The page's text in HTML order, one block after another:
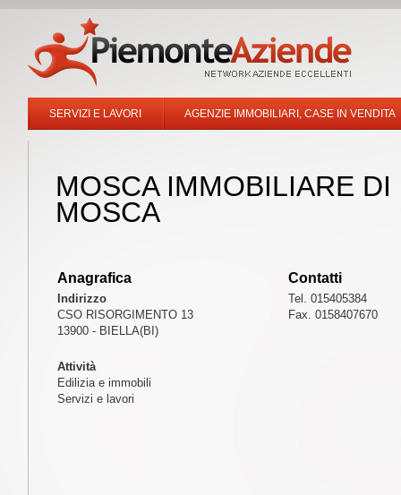
SERVIZI E LAVORI AGENZIE IMMOBILIARI, CASE IN VENDITA
MOSCA IMMOBILIARE DI
MOSCA
Anagrafica
Indirizzo
CSO RISORGIMENTO 13
13900 - BIELLA(BI)
Contatti
Tel. 015405384
Fax. 0158407670
Attività
Edilizia e immobili
Servizi e lavori